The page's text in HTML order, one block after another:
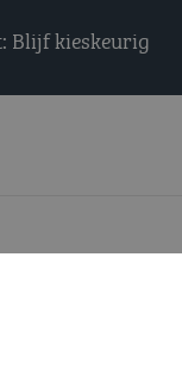
Blijf kieskeurig